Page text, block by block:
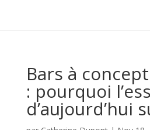
Bars à
: pourquoi
d’aujourd’hui